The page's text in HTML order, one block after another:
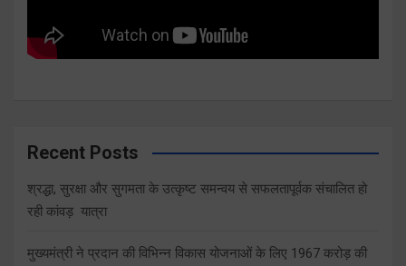
Recent Posts
श्रद्धा, सुरक्षा और सुगमता के उत्कृष्ट समन्वय से सफलतापूर्वक संचालित हो
रही कांवड़ यात्रा
मुख्यमंत्री ने प्रदान की विभिन्न विकास योजनाओं के लिए 1967 करोड़ की